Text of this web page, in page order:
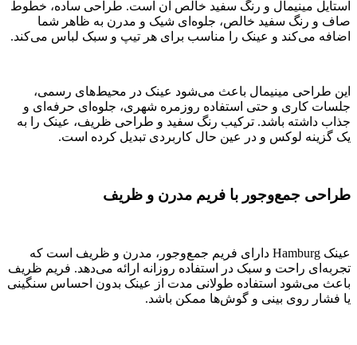
استایل مینیمال و رنگ سفید خالص آن است. طراحی ساده، خطوط
صاف و رنگ سفید خالص، جلوه‌ای شیک و مدرن به ظاهر شما
اضافه می‌کند و عینک را مناسب برای هر تیپ و سبک لباس می‌کند.
این طراحی مینیمال باعث می‌شود عینک در محیط‌های رسمی،
جلسات کاری و حتی استفاده روزمره شهری، جلوه‌ای حرفه‌ای و
جذاب داشته باشد. ترکیب رنگ سفید و طراحی ظریف، عینک را به
یک گزینه لوکس و در عین حال کاربردی تبدیل کرده است.
طراحی جمع‌وجور با فریم مدرن و ظریف
عینک Hamburg دارای فریم جمع‌وجور، مدرن و ظریف است که
تجربه‌ای راحت و سبک در استفاده روزانه ارائه می‌دهد. فریم ظریف
باعث می‌شود استفاده طولانی مدت از عینک بدون احساس سنگینی
یا فشار روی بینی و گوش‌ها ممکن باشد.